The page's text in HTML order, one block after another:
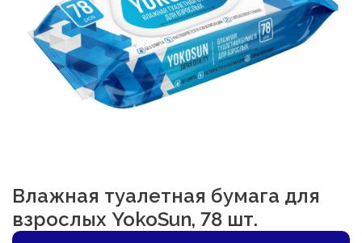
Влажная туалетная бумага для
взрослых YokoSun, 78 шт.